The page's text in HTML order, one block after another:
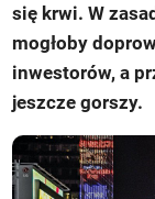
się krwi. W
mogłoby
inwestorów, a
jeszcze gorszy.